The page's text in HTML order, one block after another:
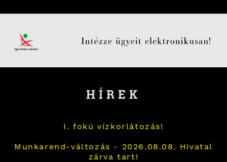
HÍREK
I. fokú vízkorlátozás!
Munkarend-változás - 2026.08.08. Hivatal
zárva tart!